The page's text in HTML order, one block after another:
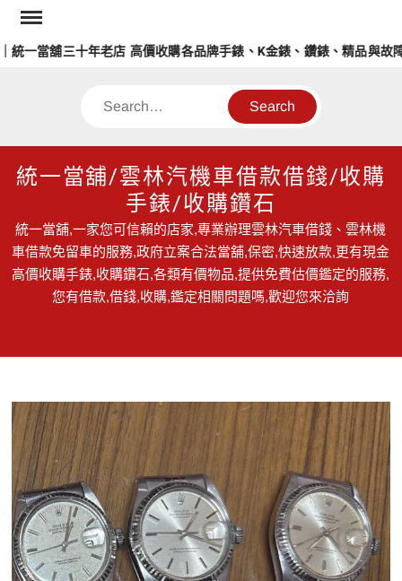
Skip
content
當舖三十年老店 高價收購各品牌手錶、K金錶、鑽錶、精品與故障錶
Search
統一當舖/雲林汽機車借款借錢/收購
手錶/收購鑽石
統一當舖,一家您可信賴的店家,專業辦理雲林汽車借錢、雲林機
車借款免留車的服務,政府立案合法當舖,保密,快速放款,更有現金
高價收購手錶,收購鑽石,各類有價物品,提供免費估價鑑定的服務,
您有借款,借錢,收購,鑑定相關問題嗎,歡迎您來洽詢